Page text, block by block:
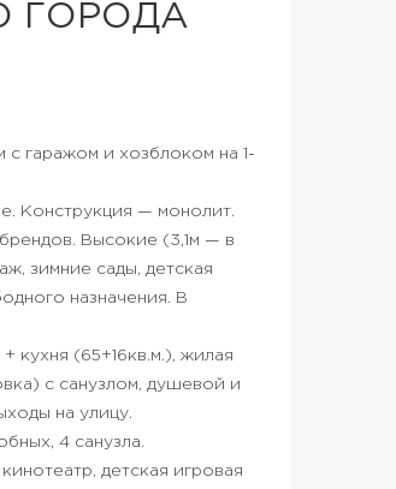
ГОРОДА
с гаражом и хозблоком на 1-
Конструкция — монолит.
Высокие (3,1м — в
зимние сады, детская
назначения. В
кухня (65+16кв.м.), жилая
с санузлом, душевой и
на улицу.
4 санузла.
детская игровая